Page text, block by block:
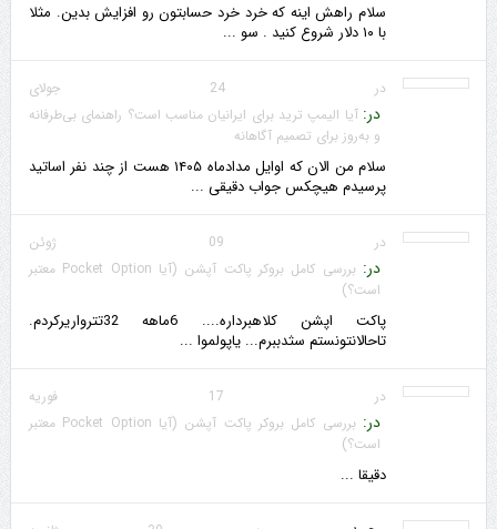
سلام راهش اینه که خرد خرد حسابتون رو افزایش بدین. مثلا
با ۱۰ دلار شروع کنید . سو ...
در 24 جولای
در:آیا الیمپ ترید برای ایرانیان مناسب است؟ راهنمای بی‌طرفانه
و به‌روز برای تصمیم آگاهانه
سلام من الان که اوایل مدادماه ۱۴۰۵ هست از چند نفر اساتید
پرسیدم هیچکس جواب دقیقی ...
در 09 ژوئن
در:
بررسی کامل بروکر پاکت آپشن (آیا Pocket Option معتبر
است؟)
پاکت اپشن کلاهبرداره.... 6ماهه 32تترواریرکردم.
تاحالانتونستم سثدببرم... یاپولموا ...
در 17 فوریه
در:
بررسی کامل بروکر پاکت آپشن (آیا Pocket Option معتبر
است؟)
دقیقا ...